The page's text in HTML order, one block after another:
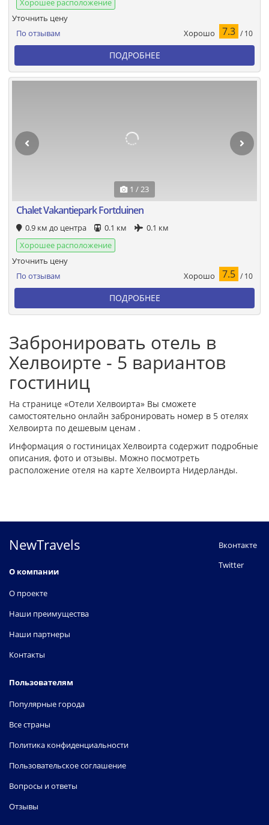
Хорошее расположение
По отзывам Хорошо 7.3 / 10
Уточнить цену
ПОДРОБНЕЕ
1 / 23
Chalet Vakantiepark Fortduinen
0.9 км до центра 0.1 км
0.1 км
Хорошее расположение
По отзывам Хорошо 7.5 / 10
Уточнить цену
ПОДРОБНЕЕ
Забронировать отель в
Хелвоирте - 5 вариантов
гостиниц
На странице «Отели Хелвоирта» Вы сможете
самостоятельно онлайн забронировать номер в 5 отелях
Хелвоирта по дешевым ценам .
Информация о гостиницах Хелвоирта содержит подробные
описания, фото и отзывы. Можно посмотреть
расположение отеля на карте Хелвоирта Нидерланды.
NewTravels
О компании
О проекте
Наши преимущества
Наши партнеры
Контакты
Пользователям
Популярные города
Все страны
Политика конфиденциальности
Пользовательское соглашение
Вопросы и ответы
Отзывы
Вконтакте
Twitter